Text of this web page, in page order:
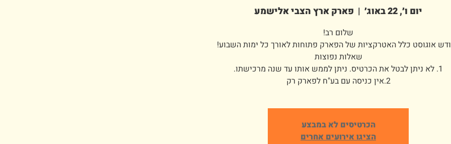
יום ו׳, 22 באוג׳
  |
פארק ארץ הצבי אלישמע
2.אין כניסה עם בע"ח לפארק רק
הכרטיסים לא במבצע
הציגו אירועים אחרים